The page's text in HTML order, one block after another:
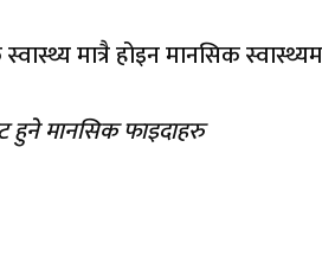
स्वास्थ्य मात्रै होइन मानसिक
हुने मानसिक फाइदाहरु